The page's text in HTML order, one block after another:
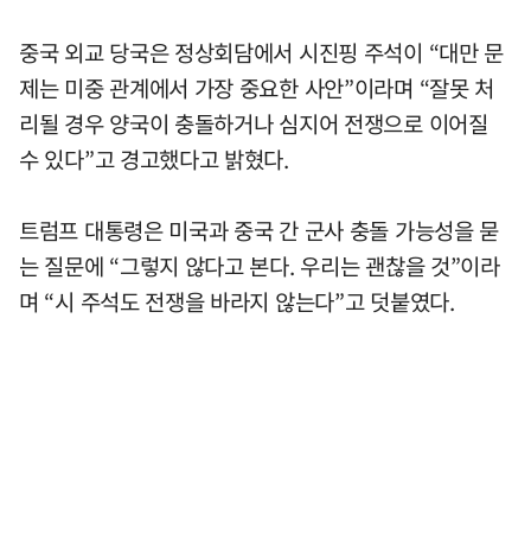
중국 외교 당국은 정상회담에서 시진핑 주석이 “대만 문
제는 미중 관계에서 가장 중요한 사안”이라며 “잘못 처
리될 경우 양국이 충돌하거나 심지어 전쟁으로 이어질
수 있다”고 경고했다고 밝혔다.
트럼프 대통령은 미국과 중국 간 군사 충돌 가능성을 묻
는 질문에 “그렇지 않다고 본다. 우리는 괜찮을 것”이라
며 “시 주석도 전쟁을 바라지 않는다”고 덧붙였다.